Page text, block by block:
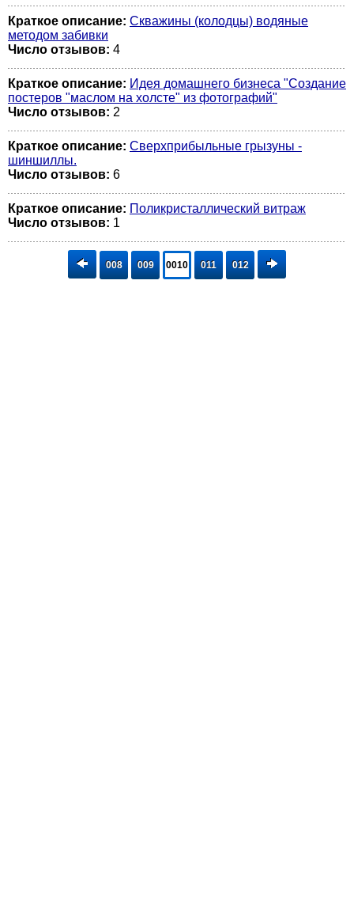
Краткое описание: Скважины (колодцы) водяные
методом забивки
Число отзывов: 4
Краткое описание: Идея домашнего бизнеса "Создание
постеров "маслом на холсте" из фотографий"
Число отзывов: 2
Краткое описание: Сверхприбыльные грызуны -
шиншиллы.
Число отзывов: 6
Краткое описание: Поликристаллический витраж
Число отзывов: 1
008 009 0010 011 012